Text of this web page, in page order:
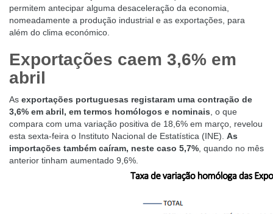
permitem antecipar alguma desaceleração da economia,
nomeadamente a produção industrial e as exportações, para
além do clima económico.
Exportações caem 3,6% em
abril
As exportações portuguesas registaram uma contração de
3,6% em abril, em termos homólogos e nominais , o que
compara com uma variação positiva de 18,6% em março, revelou
esta sexta-feira o Instituto Nacional de Estatística (INE) As
importações também caíram, neste caso 5,7% , quando no mês
anterior tinham aumentado 9,6%.